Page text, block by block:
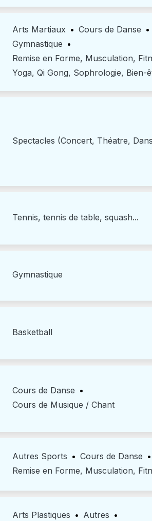
Arts Martiaux • Cours de Danse •
Gymnastique •
Remise en Forme, Musculation,
Yoga, Qi Gong, Sophrologie, Bien-
Spectacles (Concert, Théatre,
Tennis, tennis de table, squash...
Gymnastique
Basketball
Cours de Danse •
Cours de Musique / Chant
Autres Sports • Cours de Danse •
Remise en Forme, Musculation,
Arts Plastiques • Autres •